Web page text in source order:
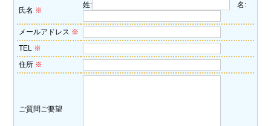
氏名 ※
姓: 名:
メールアドレス ※
TEL ※
住所 ※
ご質問ご要望